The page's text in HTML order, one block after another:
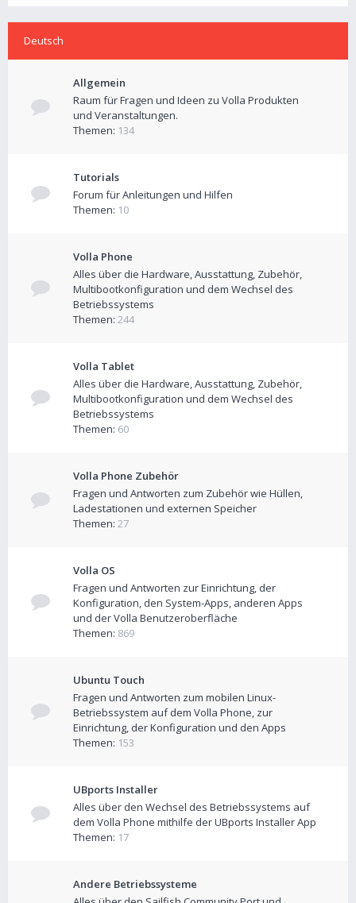
Deutsch
Allgemein
Raum für Fragen und Ideen zu Volla Produkten
und Veranstaltungen.
Themen: 134
Tutorials
Forum für Anleitungen und Hilfen
Themen: 10
Volla Phone
Alles über die Hardware, Ausstattung, Zubehör,
Multibootkonfiguration und dem Wechsel des
Betriebssystems
Themen: 244
Volla Tablet
Alles über die Hardware, Ausstattung, Zubehör,
Multibootkonfiguration und dem Wechsel des
Betriebssystems
Themen: 60
Volla Phone Zubehör
Fragen und Antworten zum Zubehör wie Hüllen,
Ladestationen und externen Speicher
Themen: 27
Volla OS
Fragen und Antworten zur Einrichtung, der
Konfiguration, den System-Apps, anderen Apps
und der Volla Benutzeroberfläche
Themen: 869
Ubuntu Touch
Fragen und Antworten zum mobilen Linux-
Betriebssystem auf dem Volla Phone, zur
Einrichtung, der Konfiguration und den Apps
Themen: 153
UBports Installer
Alles über den Wechsel des Betriebssystems auf
dem Volla Phone mithilfe der UBports Installer App
Themen: 17
Andere Betriebssysteme